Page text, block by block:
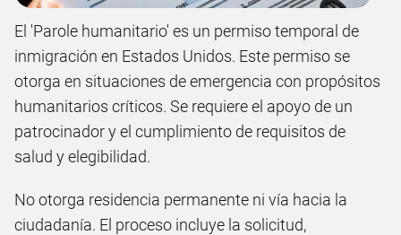
El 'Parole humanitario' es un permiso temporal de
inmigración en Estados Unidos. Este permiso se
otorga en situaciones de emergencia con propósitos
humanitarios críticos. Se requiere el apoyo de un
patrocinador y el cumplimiento de requisitos de
salud y elegibilidad.
No otorga residencia permanente ni vía hacia la
ciudadanía. El proceso incluye la solicitud,